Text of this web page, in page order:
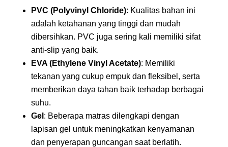
PVC (Polyvinyl Chloride): Kualitas bahan ini
adalah ketahanan yang tinggi dan mudah
dibersihkan. PVC juga sering kali memiliki sifat
anti-slip yang baik.
EVA (Ethylene Vinyl Acetate): Memiliki
tekanan yang cukup empuk dan fleksibel, serta
memberikan daya tahan baik terhadap berbagai
suhu.
Gel : Beberapa matras dilengkapi dengan
lapisan gel untuk meningkatkan kenyamanan
dan penyerapan guncangan saat berlatih.